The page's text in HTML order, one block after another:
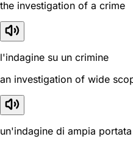
the investigation of a crime
l'indagine su un crimine
an investigation of wide
un'indagine di ampia portata